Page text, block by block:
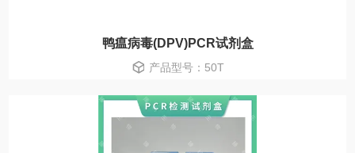
鸭瘟病毒(DPV)PCR试剂盒
产品型号：50T